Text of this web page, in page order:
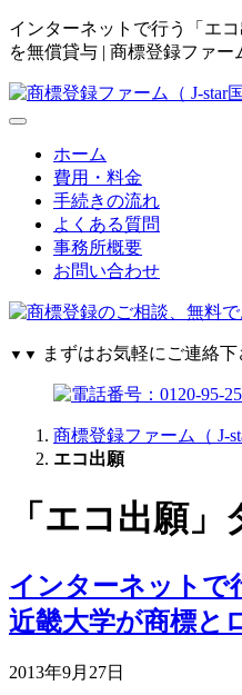
インターネットで行う「エ
を無償貸与 | 商標登録ファー
ホーム
費用・料金
手続きの流れ
よくある質問
事務所概要
お問い合わせ
▼▼ まずはお気軽にご連絡下
商標登録ファーム（ J-
エコ出願
「エコ出願
インターネット
近畿大学が商標と
2013年9月27日